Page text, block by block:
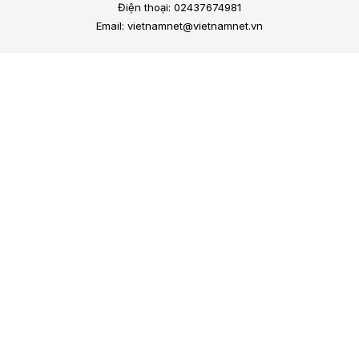
Điện thoại: 02437674981
Email: vietnamnet@vietnamnet.vn